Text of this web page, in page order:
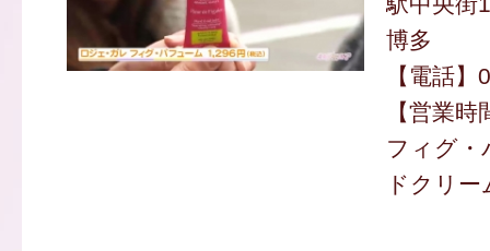
博多
【電話
【営業
フィグ・
ドクリ